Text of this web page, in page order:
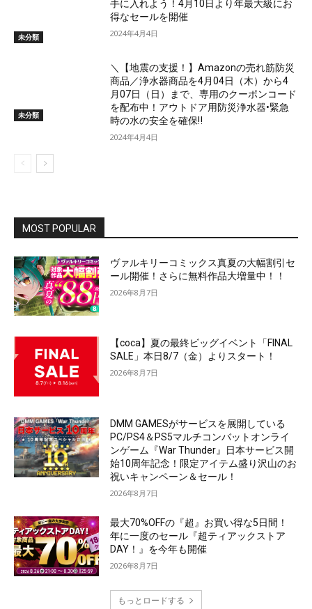
未分類
手に入れよう！4月10日より年最大級にお
得なセールを開催
2024年4月4日
未分類
＼【地震の支援！】Amazonの売れ筋防災
商品／浄水器商品を4月04日（木）から4
月07日（日）まで、専用のクーポンコード
を配布中！アウトドア用防災浄水器•緊急
時の水の安全を確保‼
2024年4月4日
MOST POPULAR
ヴァルキリーコミックス真夏の大幅割引セ
ール開催！さらに無料作品大増量中！！
2026年8月7日
【coca】夏の最終ビッグイベント「FINAL
SALE」本日8/7（金）よりスタート！
2026年8月7日
DMM GAMESがサービスを展開している
PC/PS4＆PS5マルチコンバットオンライ
ンゲーム『War Thunder』日本サービス開
始10周年記念！限定アイテム盛り沢山のお
祝いキャンペーン＆セール！
2026年8月7日
最大70%OFFの『超』お買い得な5日間！
年に一度のセール『超ティアックストア
DAY！』を今年も開催
2026年8月7日
もっとロードする